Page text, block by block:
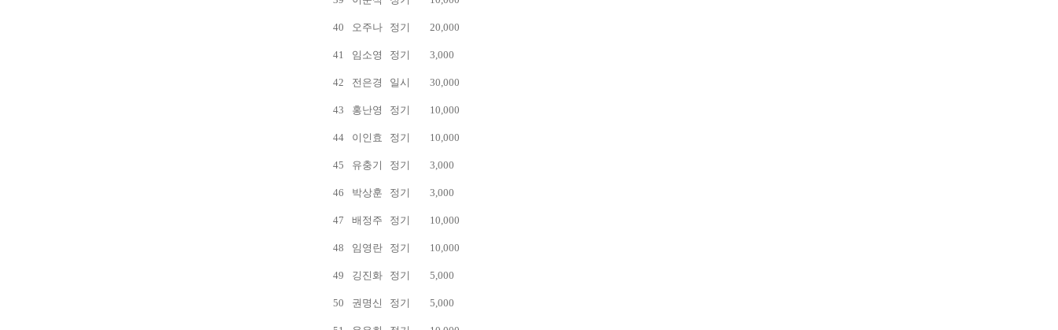
40 오주나 정기 20,000
41 임소영 정기 3,000
42 전은경 일시 30,000
43 홍난영 정기 10,000
44 이인효 정기 10,000
45 유충기 정기 3,000
46 박상훈 정기 3,000
47 배정주 정기 10,000
48 임영란 정기 10,000
49 깅진화 정기 5,000
50 권명신 정기 5,000